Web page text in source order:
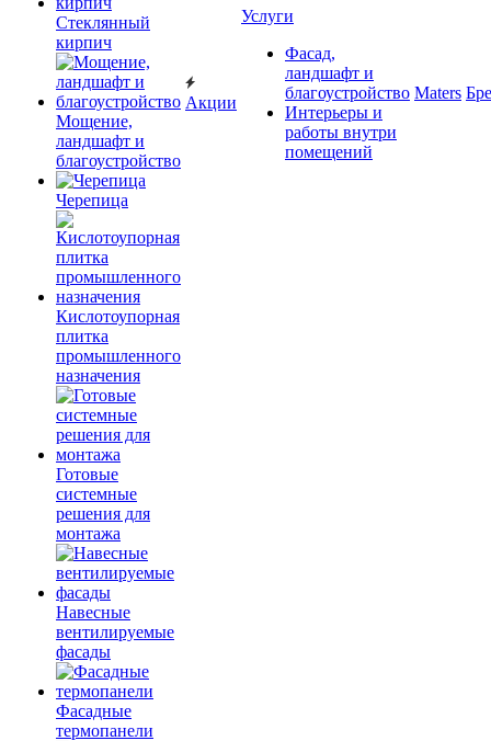
Cтеклянный
кирпич
Мощение,
ландшафт и
благоустройство
Черепица
Кислотоупорная
плитка
промышленного
назначения
Готовые
системные
решения для
монтажа
Навесные
вентилируемые
фасады
Фасадные
термопанели
Акции
Услуги
Фасад,
ландшафт и
благоустройство
Интерьеры и
работы внутри
помещений
Maters